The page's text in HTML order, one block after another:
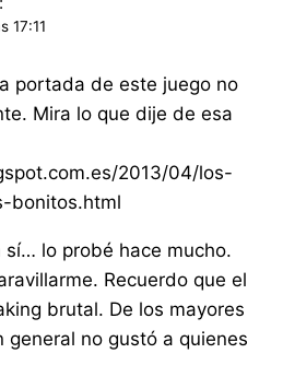
17:11
portada de este juego no
Mira lo que dije de esa
2013/04/los-
bonitos.html
sí… lo probé hace mucho.
Recuerdo que el
brutal. De los mayores
general no gustó a quienes